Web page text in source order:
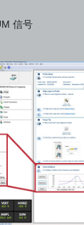
信号